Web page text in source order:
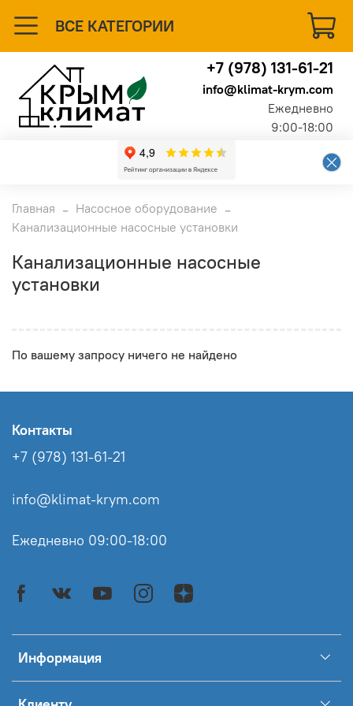
ВСЕ КАТЕГОРИИ
+7 (978) 131-61-21
info@klimat-krym.com
Ежедневно
9:00-18:00
Главная
Насосное оборудование
Канализационные насосные установки
Канализационные насосные
установки
По вашему запросу ничего не найдено
Информация
Контакты
+7 (978) 131-61-21
info@klimat-krym.com
Ежедневно 09:00-18:00